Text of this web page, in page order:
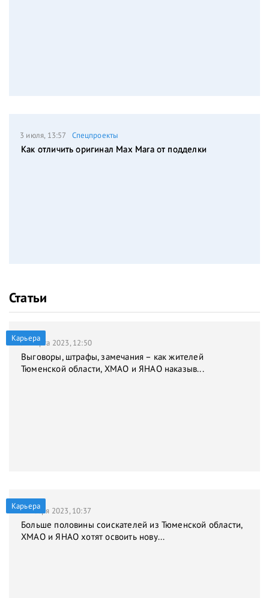
3 июля, 13:57 Спецпроекты
Как отличить оригинал Max Mara от подделки
Статьи
Карьера
31 марта 2023, 12:50
Выговоры, штрафы, замечания – как жителей
Тюменской области, ХМАО и ЯНАО наказыв...
Карьера
9 января 2023, 10:37
Больше половины соискателей из Тюменской области,
ХМАО и ЯНАО хотят освоить нову...